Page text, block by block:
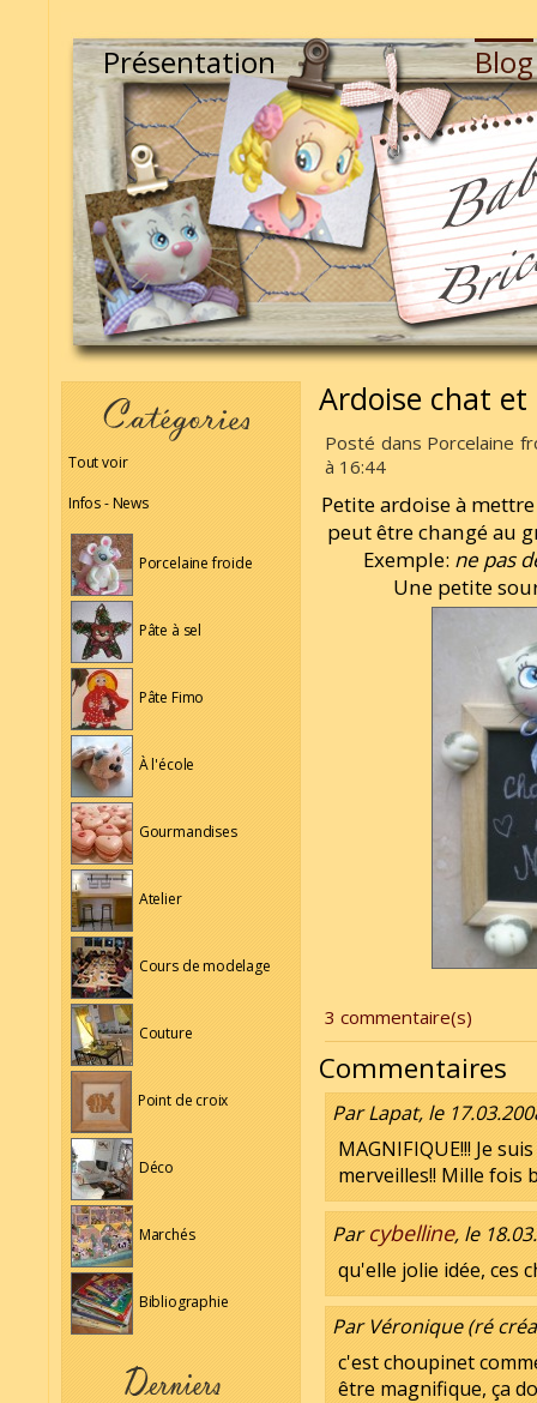
Présentation Blog
Tout voir
Infos - News
Porcelaine froide
Pâte à sel
Pâte Fimo
À l'école
Gourmandises
Atelier
Cours de modelage
Couture
Point de croix
Déco
Marchés
Bibliographie
Ardoise chat
Posté dans Porcelaine
à 16:44
Petite ardoise à
peut être changé au
Exemple: ne pas
Une petite
3 commentaire(s)
Commentaires
Par Lapat, le
MAGNIFIQUE!!! Je
merveilles!! Mille fois
Parcybelline, le
qu'elle jolie idée, ces
Par Véronique (ré
c'est choupinet
être magnifique, ça